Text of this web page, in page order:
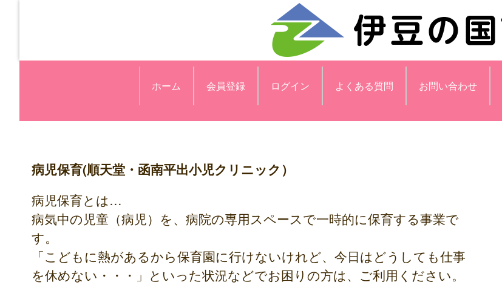
ホーム 会員登録 ログイン よくある質問 お問い合わせ
病児保育(順天堂・函南平出小児クリニック）
病児保育とは…
病気中の児童（病児）を、病院の専用スペースで一時的に保育する事業で
す。
「こどもに熱があるから保育園に行けないけれど、今日はどうしても仕事
を休めない・・・」といった状況などでお困りの方は、ご利用ください。